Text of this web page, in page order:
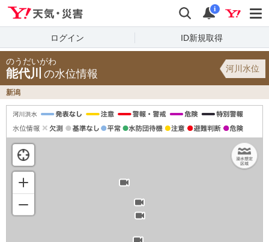
検索 通知
i
ログイン ID新規取得
のうだいがわ
能代川 の水位情報 河川水位
新潟